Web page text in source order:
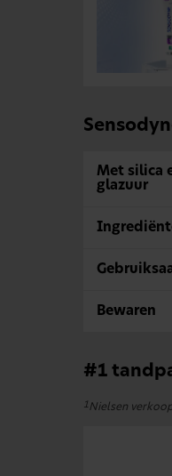
Met silica
glazuur
Bewaren
#1
1 Nielsen